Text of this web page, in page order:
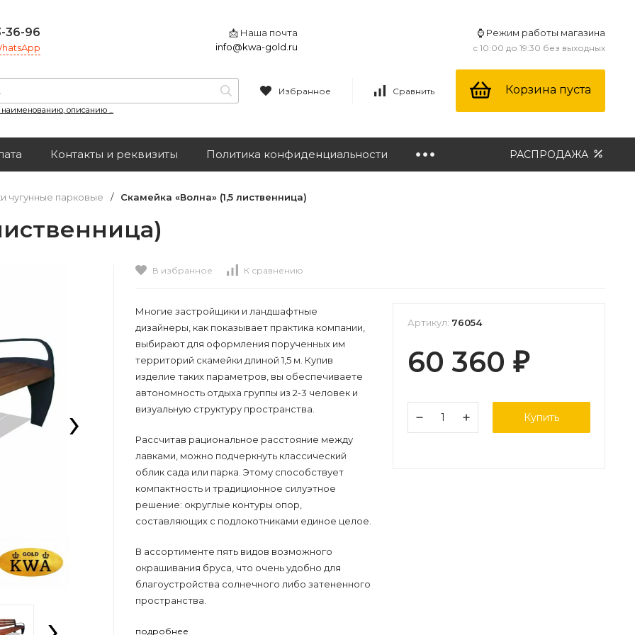
36-96
📩 Наша почта
info@kwa-gold.ru
⌚ Режим работы магазина
с 10:00 до 19:30 без выходных
наименованию, описанию ...
Избранное Сравнить Корзина пуста
Контакты и реквизиты Политика конфиденциальности РАСПРОДАЖА
чугунные парковые / Скамейка «Волна» (1,5 лиственница)
›
В избранное К сравнению
Многие застройщики и ландшафтные
дизайнеры, как показывает практика компании,
выбирают для оформления порученных им
территорий скамейки длиной 1,5 м. Купив
изделие таких параметров, вы обеспечиваете
автономность отдыха группы из 2-3 человек и
визуальную структуру пространства.
Рассчитав рациональное расстояние между
лавками, можно подчеркнуть классический
облик сада или парка. Этому способствует
компактность и традиционное силуэтное
решение: округлые контуры опор,
составляющих с подлокотниками единое целое.
В ассортименте пять видов возможного
окрашивания бруса, что очень удобно для
благоустройства солнечного либо затененного
пространства.
подробнее
Артикул: 76054
60 360 ₽
Купить